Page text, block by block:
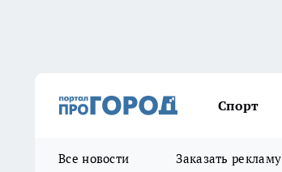
Спорт
Все новости Заказать рекламу